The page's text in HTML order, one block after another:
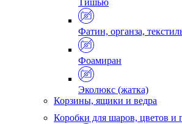
Тишью
Фатин, органза,
Фоамиран
Эколюкс (жатка)
Корзины, ящики и ведра
Коробки для шаров, цветов и